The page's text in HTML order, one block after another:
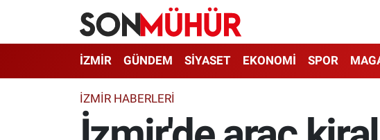
İZMİR GÜNDEM SİYASET EKONOMİ SPOR
İZMIR HABERLERI
İzmir Nöbetçi Eczaneler
İzmir Hava Durumu
İzmir Namaz Vakitleri